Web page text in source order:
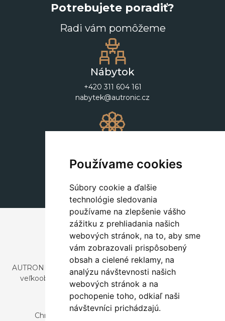
Používame cookies
Súbory cookie a ďalšie
technológie sledovania
používame na zlepšenie vášho
zážitku z prehliadania našich
webových stránok, na to, aby sme
vám zobrazovali prispôsobený
obsah a cielené reklamy, na
analýzu návštevnosti našich
webových stránok a na
pochopenie toho, odkiaľ naši
návštevníci prichádzajú.
Potrebujete poradiť?
Radi vám pomôžeme
Nábytok
+420 311 604 161
nabytek@autronic.cz
+420 311 604 182
dekorace@autronic.cz
AUTRONIC, s.r.o. je spoločnosť zaoberajúca sa dovozom a
veľkoobchodným predajom dizajnového aj štýlového
nábytku a dekorácií.
Česká republika
Chrustenice 270, 267 12 Loděnice u Berouna